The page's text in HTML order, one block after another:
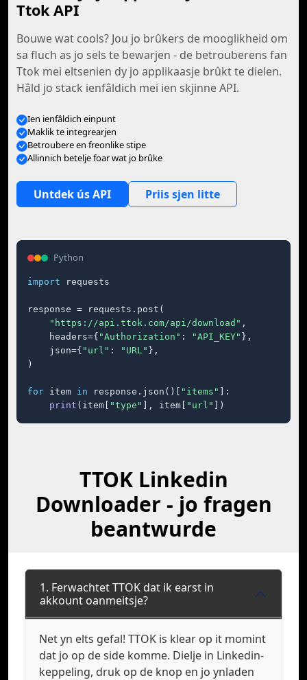
Ttok API
Bouwe wat cools? Jou jo brûkers de mooglikheid om
sa fluch as jo sels te bewarjen - de betrouberens fan
Ttok mei eltsenien dy jo applikaasje brûkt te dielen.
Hâld jo stack ienfâldich mei ien skjinne API.
Ien ienfâldich einpunt
Maklik te integrearjen
Betroubere en freonlike stipe
Allinnich betelje foar wat jo brûke
Untdek ús API Priis sjen litte
Python
import requests
response = requests.post(
"https://api.ttok.com/api/download" ,
    headers={
"Authorization" : "API_KEY" },
    json={
"url" : "URL" },
)
for item in response.json()[ "items"
]:
print (item[ "type" ], item[ "url" ])
TTOK Linkedin
Downloader - jo fragen
beantwurde
1. Ferwachtet TTOK dat ik earst in
akkount oanmeitsje?
Net yn elts gefal! TTOK is klear op it momint
dat jo op de side komme. Dielje in Linkedin-
keppeling, druk op de knop en jo ynladen